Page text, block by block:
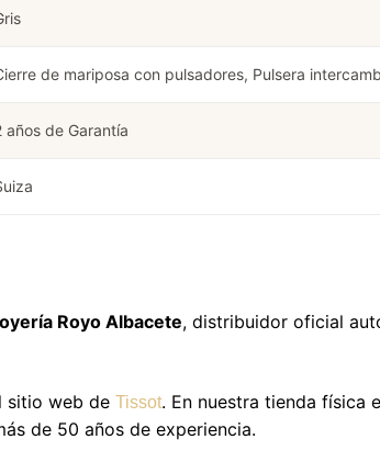
de mariposa con pulsadores, Pulsera
años de Garantía
Royo Albacete, distribuidor oficial
sitio web de Tissot. En nuestra tienda física
de 50 años de experiencia.